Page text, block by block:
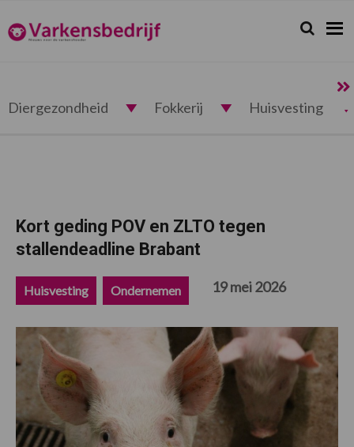
de
hoofdnavigatie
de
hoofd
de
eerste
de
voettekst
Varkensbedrijf.nl Zoeken...
Zoek
Diergezondheid Fokkerij Huisvesting
Kort geding POV en ZLTO tegen
stallendeadline Brabant
Huisvesting Ondernemen 19 mei 2026